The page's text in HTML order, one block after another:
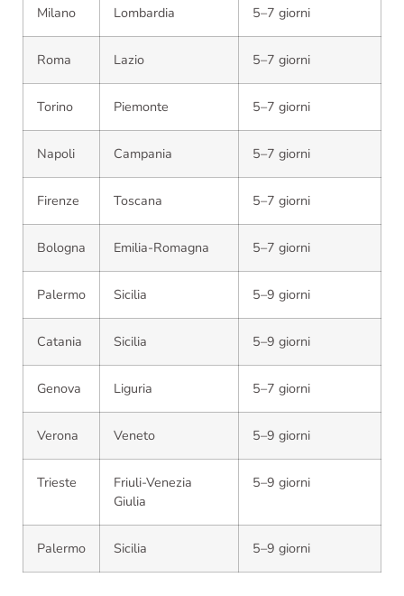
Milano Lombardia 5–7 giorni
Roma Lazio 5–7 giorni
Torino Piemonte 5–7 giorni
Napoli Campania 5–7 giorni
Firenze Toscana 5–7 giorni
Bologna Emilia-Romagna 5–7 giorni
Palermo Sicilia 5–9 giorni
Catania Sicilia 5–9 giorni
Genova Liguria 5–7 giorni
Verona Veneto 5–9 giorni
Trieste
Friuli-Venezia
Giulia
5–9 giorni
Palermo Sicilia 5–9 giorni